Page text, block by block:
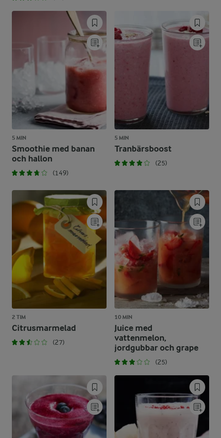
5 MIN
Smoothie med banan
och hallon
(149)
5 MIN
Tranbärsboost
(25)
2 TIM
Citrusmarmelad
(27)
10 MIN
Juice med
vattenmelon,
jordgubbar och grape
(25)